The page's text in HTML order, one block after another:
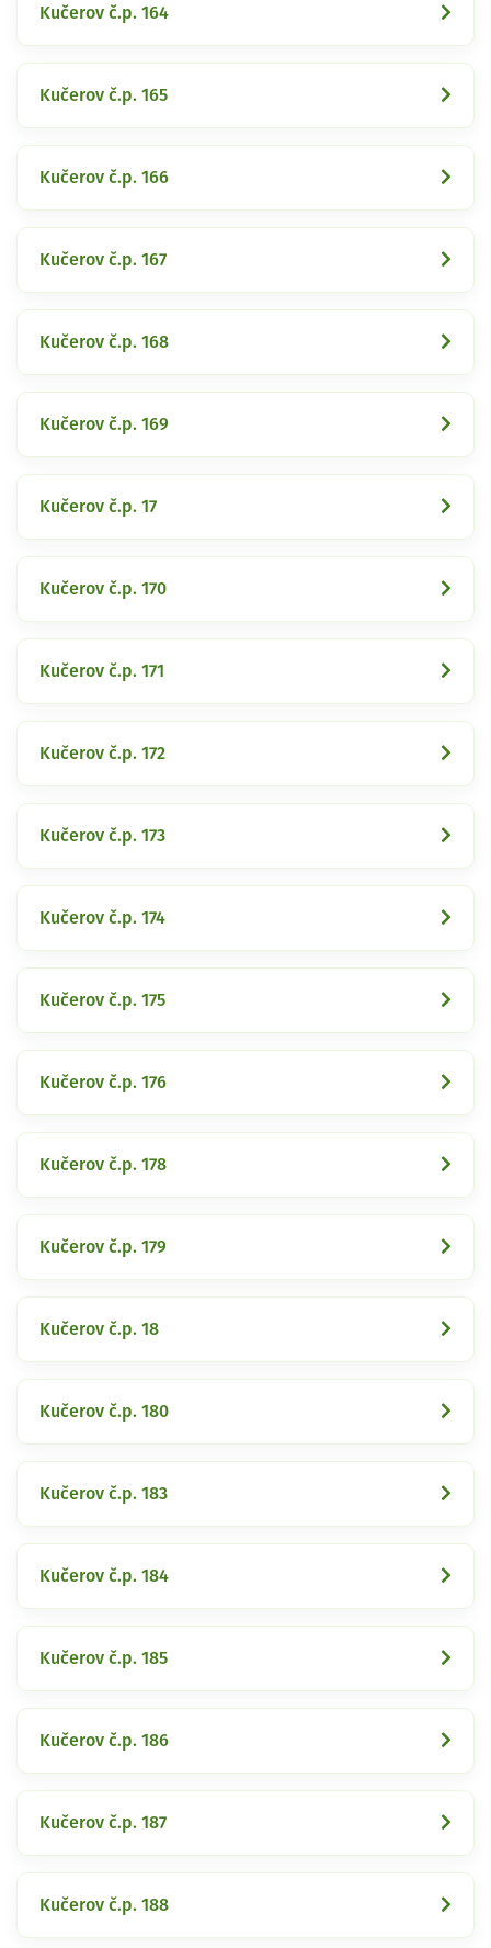
Kučerov č.p. 164
Kučerov č.p. 165
Kučerov č.p. 166
Kučerov č.p. 167
Kučerov č.p. 168
Kučerov č.p. 169
Kučerov č.p. 17
Kučerov č.p. 170
Kučerov č.p. 171
Kučerov č.p. 172
Kučerov č.p. 173
Kučerov č.p. 174
Kučerov č.p. 175
Kučerov č.p. 176
Kučerov č.p. 178
Kučerov č.p. 179
Kučerov č.p. 18
Kučerov č.p. 180
Kučerov č.p. 183
Kučerov č.p. 184
Kučerov č.p. 185
Kučerov č.p. 186
Kučerov č.p. 187
Kučerov č.p. 188